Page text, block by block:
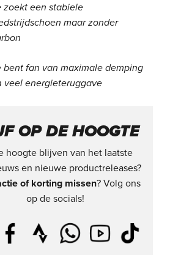
zoekt een stabiele
maar zonder
bent fan van maximale demping
veel energieteruggave
OP DE HOOGTE
hoogte blijven van het laatste
en nieuwe productreleases?
of korting missen? Volg ons
op de socials!